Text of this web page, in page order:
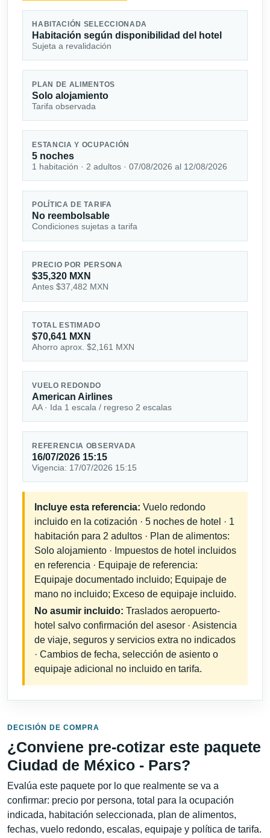
HABITACIÓN SELECCIONADA
Habitación según disponibilidad del hotel
Sujeta a revalidación
PLAN DE ALIMENTOS
Solo alojamiento
Tarifa observada
ESTANCIA Y OCUPACIÓN
5 noches
1 habitación · 2 adultos · 07/08/2026 al 12/08/2026
POLÍTICA DE TARIFA
No reembolsable
Condiciones sujetas a tarifa
PRECIO POR PERSONA
$35,320 MXN
Antes $37,482 MXN
TOTAL ESTIMADO
$70,641 MXN
Ahorro aprox. $2,161 MXN
VUELO REDONDO
American Airlines
AA · Ida 1 escala / regreso 2 escalas
REFERENCIA OBSERVADA
16/07/2026 15:15
Vigencia: 17/07/2026 15:15
Incluye esta referencia: Vuelo redondo
incluido en la cotización · 5 noches de hotel · 1
habitación para 2 adultos · Plan de alimentos:
Solo alojamiento · Impuestos de hotel incluidos
en referencia · Equipaje de referencia:
Equipaje documentado incluido; Equipaje de
mano no incluido; Exceso de equipaje incluido.
No asumir incluido: Traslados aeropuerto-
hotel salvo confirmación del asesor · Asistencia
de viaje, seguros y servicios extra no indicados
· Cambios de fecha, selección de asiento o
equipaje adicional no incluido en tarifa.
DECISIÓN DE COMPRA
¿Conviene pre-cotizar este paquete
Ciudad de México - Pars?
Evalúa este paquete por lo que realmente se va a
confirmar: precio por persona, total para la ocupación
indicada, habitación seleccionada, plan de alimentos,
fechas, vuelo redondo, escalas, equipaje y política de tarifa.